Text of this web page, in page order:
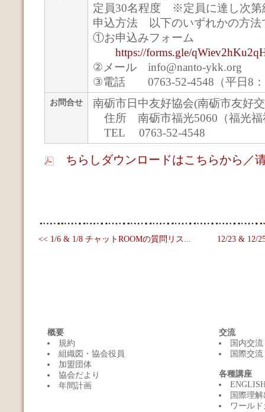
定員30名程度 ※定員に達し次第
申込方法 以下のいずれかの方法
①お申込みフォーム
https://forms.gle/
②メール info@nanto-ykk.org
③電話 0763-52-4548（平日8：
お問合せ
南砺市日中友好協会(南砺市友好
住所 南砺市福光5060（福光福
TEL 0763-52-4548
ちらしダウンロードはこちらから／
<< 1/6 & 1/8 チャットROOMの質問リス... 12/23 & 12/
概要
規約
組織図・協会役員
加盟団体
協会だより
年間計画
交流
国内交流
国際交流
各種講座
国際理
ワール